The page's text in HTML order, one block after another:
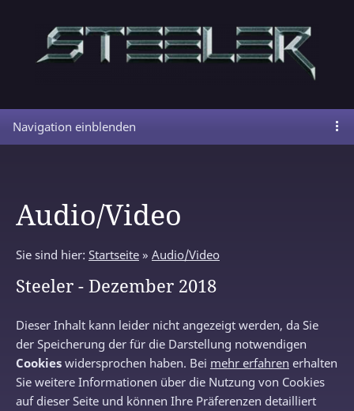
Navigation einblenden
Audio/Video
Sie sind hier: Startseite » Audio/Video
Steeler - Dezember 2018
Dieser Inhalt kann leider nicht angezeigt werden, da Sie
der Speicherung der für die Darstellung notwendigen
Cookies widersprochen haben. Bei mehr erfahren erhalten
Sie weitere Informationen über die Nutzung von Cookies
auf dieser Seite und können Ihre Präferenzen detailliert